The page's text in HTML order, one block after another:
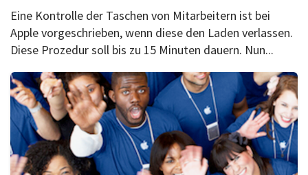
Eine Kontrolle der Taschen von Mitarbeitern ist bei
Apple vorgeschrieben, wenn diese den Laden verlassen.
Diese Prozedur soll bis zu 15 Minuten dauern. Nun...